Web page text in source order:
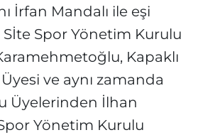
İrfan Mandalı ile eşi
Sİte Spor Yönetim Kurulu
Kapaklı
ve aynı zamanda
Üyelerinden İlhan
Yönetim Kurulu